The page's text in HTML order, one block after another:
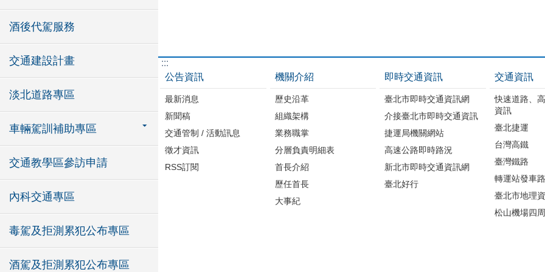
酒後代駕服務
交通建設計畫
淡北道路專區
車輛駕訓補助專區
交通教學區參訪申請
內科交通專區
毒駕及拒測累犯公布專區
酒駕及拒測累犯公布專區
:::
公告資訊
最新消息
新聞稿
交通管制 / 活動訊息
徵才資訊
RSS訂閱
機關介紹
歷史沿革
組織架構
業務職掌
分層負責明細表
首長介紹
歷任首長
大事紀
即時交通資訊
臺北市即時交通資訊網
介接臺北市即時交通資訊
捷運局機關網站
高速公路即時路況
新北市即時交通資訊網
臺北好行
交通資訊
快速道路、
資訊
臺北捷運
台灣高鐵
臺灣鐵路
轉運站發車
臺北市地理
松山機場四